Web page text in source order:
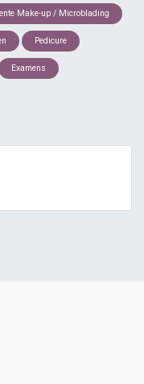
Make-up / Microblading
Pedicure
Examens